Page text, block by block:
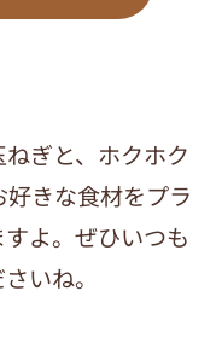
ぎと、ホクホク
きな食材をプラ
よ。ぜひいつも
いね。